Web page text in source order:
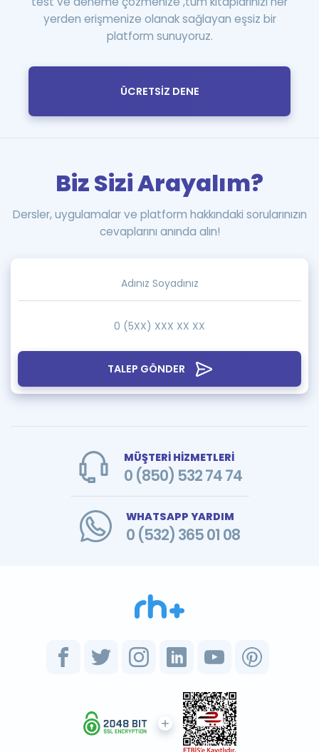
yerden erişmenize olanak sağlayan eşsiz bir
platform sunuyoruz.
ÜCRETSİZ DENE
TALEP GÖNDER
Biz Sizi Arayalım?
Dersler, uygulamalar ve platform hakkındaki sorularınızın
cevaplarını anında alın!
MÜŞTERİ HİZMETLERİ
0 (850) 532 74 74
WHATSAPP YARDIM
0 (532) 365 01 08